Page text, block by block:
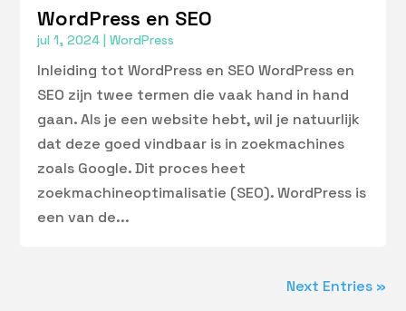
WordPress en SEO
jul 1, 2024 |WordPress
Inleiding tot WordPress en SEO WordPress en
SEO zijn twee termen die vaak hand in hand
gaan. Als je een website hebt, wil je natuurlijk
dat deze goed vindbaar is in zoekmachines
zoals Google. Dit proces heet
zoekmachineoptimalisatie (SEO). WordPress is
een van de...
Next Entries »